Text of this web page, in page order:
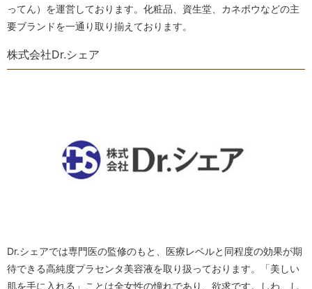
ってん）を運営しております。化粧品、資生堂、カネボウなどの主
要ブランドを一通り取り揃えております。
株式会社Dr.シェア
Dr.シェアでは専門医の監修のもと、医療レベルと同程度の効果が期
待できる高純度プラセンタ美容液を取り扱っております。「美しい
肌を手に入れる」ことは全女性の憧れであり、欲求です。しわ、し